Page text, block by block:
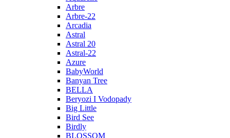
Arbre
Arbre-22
Arcadia
Astral
Astral 20
Astral-22
Azure
BabyWorld
Banyan Tree
BELLA
Beryozi I Vodopady
Big Little
Bird See
Birdly
BLOSSOM